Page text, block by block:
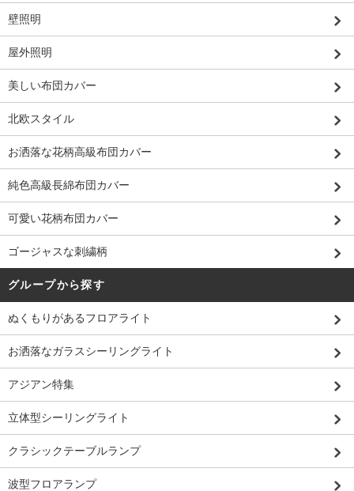
壁照明
屋外照明
美しい布団カバー
北欧スタイル
お洒落な花柄高級布団カバー
純色高級長綿布団カバー
可愛い花柄布団カバー
ゴージャスな刺繍柄
グループから探す
ぬくもりがあるフロアライト
お洒落なガラスシーリングライト
アジアン特集
立体型シーリングライト
クラシックテーブルランプ
波型フロアランプ